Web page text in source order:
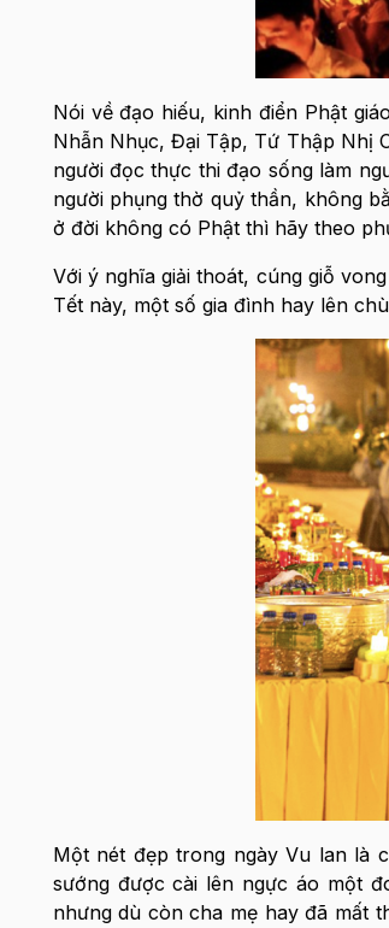
Nói về đạo hiếu, kinh điển Phật
Nhẫn Nhục, Đại Tập, Tứ Thập Nhị
người đọc thực thi đạo sống làm
người phụng thờ quỷ thần, không
ở đời không có Phật thì hãy theo
Với ý nghĩa giải thoát, cúng giỗ
Tết này, một số gia đình hay lên
Một nét đẹp trong ngày Vu lan là
sướng được cài lên ngực áo một
nhưng dù còn cha mẹ hay đã mất